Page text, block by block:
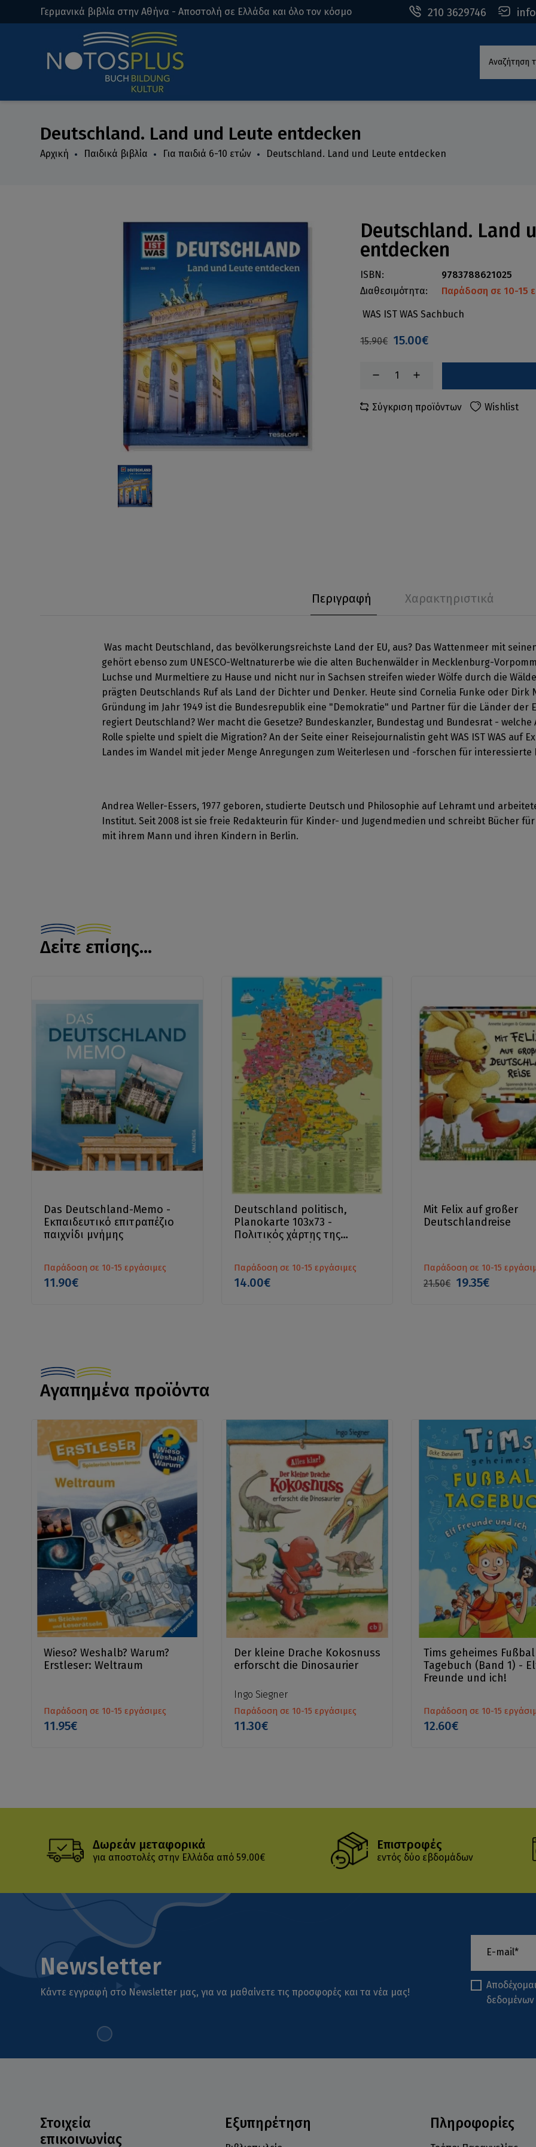
210 3629746
Γερμανικά βιβλία στην Αθήνα - Αποστολή σε Ελλάδα και όλο τον κόσμο
Deutschland. Land und Leute entdecken
Αρχική Παιδικά βιβλία Για παιδιά 6-10 ετών Deutschland. Land und Leute entdecken
Deutschland. Land
entdecken
ISBN:
9783788621025
Διαθεσιμότητα:
Παράδοση σε 10-15
WAS IST WAS Sachbuch
15.90€ 15.00€
Σύγκριση προϊόντων Wishlist
Περιγραφή Χαρακτηριστικά
Was macht Deutschland, das bevölkerungsreichste Land der EU, aus? Das Wattenmeer mit
gehört ebenso zum UNESCO-Weltnaturerbe wie die alten Buchenwälder in Mecklenburg-
Luchse und Murmeltiere zu Hause und nicht nur in Sachsen streifen wieder Wölfe durch die
prägten Deutschlands Ruf als Land der Dichter und Denker. Heute sind Cornelia Funke oder Dirk
Gründung im Jahr 1949 ist die Bundesrepublik eine "Demokratie" und Partner für die Länder der
regiert Deutschland? Wer macht die Gesetze? Bundeskanzler, Bundestag und Bundesrat - welche
Rolle spielte und spielt die Migration? An der Seite einer Reisejournalistin geht WAS IST WAS auf
Landes im Wandel mit jeder Menge Anregungen zum Weiterlesen und -forschen für interessierte
Andrea Weller-Essers, 1977 geboren, studierte Deutsch und Philosophie auf Lehramt und
Institut. Seit 2008 ist sie freie Redakteurin für Kinder- und Jugendmedien und schreibt Bücher
mit ihrem Mann und ihren Kindern in Berlin.
Δείτε επίσης...
Das Deutschland-Memo -
Εκπαιδευτικό επιτραπέζιο
παιχνίδι μνήμης
Παράδοση σε 10-15 εργάσιμες
11.90€
Deutschland politisch,
Planokarte 103x73 -
Πολιτικός χάρτης της
Παράδοση σε 10-15 εργάσιμες
14.00€
Mit Felix auf großer
Deutschlandreise
Παράδοση σε 10-15
21.50€ 19.35€
Αγαπημένα προϊόντα
Wieso? Weshalb? Warum?
Erstleser: Weltraum
Παράδοση σε 10-15 εργάσιμες
11.95€
Der kleine Drache Kokosnuss
erforscht die Dinosaurier
Ingo Siegner
Παράδοση σε 10-15 εργάσιμες
11.30€
Tims geheimes
Tagebuch (Band 1) -
Freunde und ich!
Παράδοση σε 10-15
12.60€
Δωρεάν μεταφορικά
για αποστολές στην Ελλάδα από 59.00€
Επιστροφές
εντός δύο εβδομάδων
Newsletter
Κάντε εγγραφή στο Newsletter μας, για να μαθαίνετε τις προσφορές και τα νέα μας!
δεδομένων
Στοιχεία
επικοινωνίας
Εξυπηρέτηση Πληροφορίες